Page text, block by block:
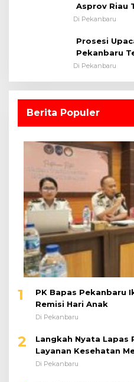
Asprov Riau
Lapangan
Di Pekanbaru
Prosesi
Pekanbaru
Dalam
Di Pekanbaru
Berita Populer
1
PK Bapas Pekanbaru
Remisi Hari Anak
Di Pekanbaru
2
Langkah Nyata
Layanan Kesehatan
Di Pekanbaru